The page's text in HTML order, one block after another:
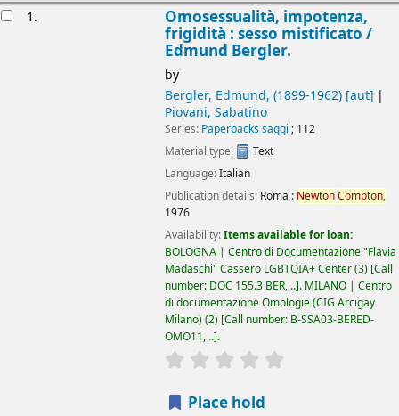
1. Omosessualità, impotenza,
frigidità : sesso mistificato /
Edmund Bergler.
by
Bergler, Edmund, (1899-1962)[aut]
Piovani, Sabatino
Series: Paperbacks saggi ; 112
Material type:
Text
Language:Italian
Publication details: Roma : NewtonCompton,
1976
Availability:Items available for loan:
BOLOGNA | Centro di Documentazione "Flavia
Madaschi" Cassero LGBTQIA+ Center(3) Call
number: DOC 155.3 BER, .. . MILANO | Centro
di documentazione Omologie (CIG Arcigay
Milano)(2) Call number: B-SSA03-BERED-
OMO11, .. .
star rating
Place hold